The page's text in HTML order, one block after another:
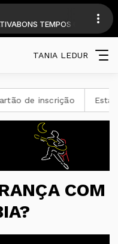
CADEIRA diariamente
6
TANIA LEDUR
Estado de São
COM